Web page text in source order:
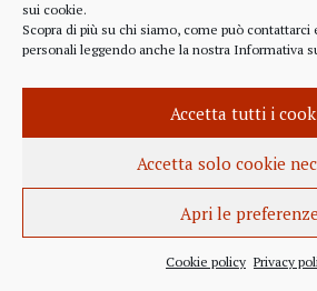
sui cookie.
Scopra di più su chi siamo, come può
personali leggendo anche la nostra Informativa
Accetta tutti i
Accetta solo cookie
Apri le preferenze
Cookie policy Privacy
Decisioni Arbitro Bancario Finanziario